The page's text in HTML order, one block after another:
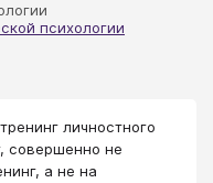
психологии
личностного
совершенно не
а не на